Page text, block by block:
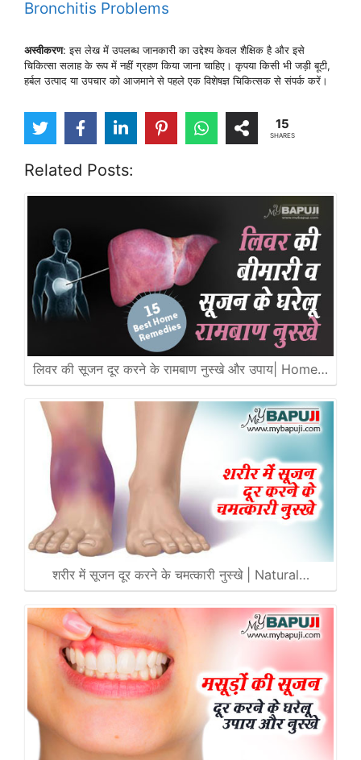
Bronchitis Problems
अस्वीकरण: इस लेख में उपलब्ध जानकारी का उद्देश्य केवल शैक्षिक है और इसे
चिकित्सा सलाह के रूप में नहीं ग्रहण किया जाना चाहिए। कृपया किसी भी जड़ी बूटी,
हर्बल उत्पाद या उपचार को आजमाने से पहले एक विशेषज्ञ चिकित्सक से संपर्क करें।
15
SHARES
Related Posts:
लिवर की सूजन दूर करने के रामबाण नुस्खे और उपाय| Home…
शरीर में सूजन दूर करने के चमत्कारी नुस्खे | Natural…